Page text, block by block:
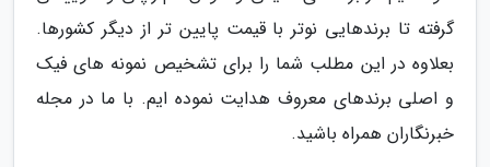
گرفته تا برندهایی نوتر با قیمت پایین تر از دیگر کشورها.
بعلاوه در این مطلب شما را برای تشخیص نمونه های فیک
و اصلی برندهای معروف هدایت نموده ایم. با ما در مجله
خبرنگاران همراه باشید.